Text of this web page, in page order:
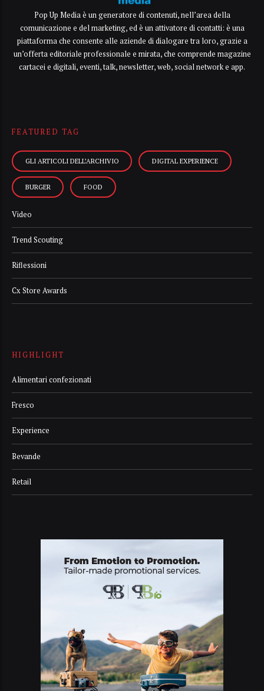
Pop Up Media è un generatore di contenuti, nell’area della
comunicazione e del marketing, ed è un attivatore di contatti: è una
piattaforma che consente alle aziende di dialogare tra loro, grazie a
un’offerta editoriale professionale e mirata, che comprende magazine
cartacei e digitali, eventi, talk, newsletter, web, social network e app.
FEATURED TAG
GLI ARTICOLI DELL’ARCHIVIO DIGITAL EXPERIENCE
BURGER FOOD
Video
Trend Scouting
Riflessioni
Cx Store Awards
HIGHLIGHT
Alimentari confezionati
Fresco
Experience
Bevande
Retail